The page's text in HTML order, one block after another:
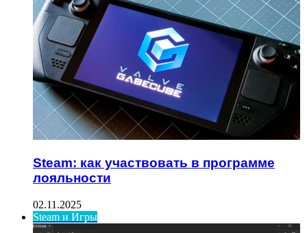
Steam: как участвовать в программе
лояльности
02.11.2025
Steam и Игры